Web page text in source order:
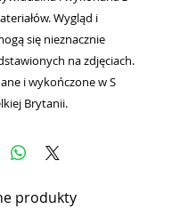
Wygląd i
się nieznacznie
na zdjęciach.
i wykończone wS
Brytanii.
produkty